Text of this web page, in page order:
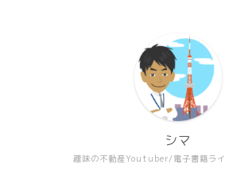
趣味の不動産Youtuber/電子書籍ラ
シマ